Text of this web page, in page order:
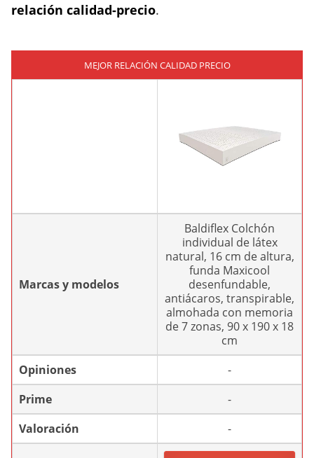
relación calidad-precio.
MEJOR RELACIÓN CALIDAD PRECIO
Marcas y modelos
Baldiflex Colchón
individual de látex
natural, 16 cm de altura,
funda Maxicool
desenfundable,
antiácaros, transpirable,
almohada con memoria
de 7 zonas, 90 x 190 x 18
cm
Opiniones
-
Prime
-
Valoración
-